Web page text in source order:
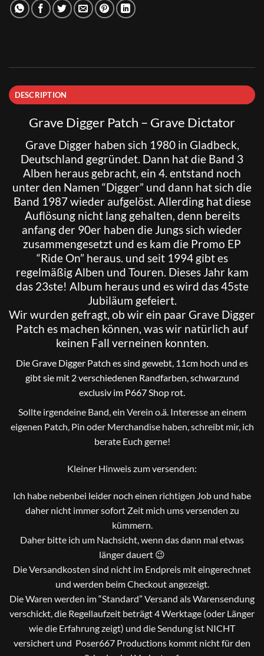
DESCRIPTION
Grave Digger Patch – Grave Dictator
Grave Diggerhaben sich 1980 in Gladbeck,
Deutschland gegründet. Dann hat die Band 3
Alben heraus gebracht, ein 4. entstand noch
unter den Namen “Digger” und dann hat sich die
Band 1987 wieder aufgelöst. Allerding hat diese
Auflösung nicht lang gehalten, denn bereits
anfang der 90er haben die Jungs sich wieder
zusammengesetzt und es kam die Promo EP
“Ride On” heraus. und seit 1994 gibt es
regelmäßig Alben und Touren. Dieses Jahr kam
das 23ste! Album heraus und es wird das 45ste
Jubiläum gefeiert.
Wir wurden gefragt, ob wir ein paar Grave Digger
Patch es machen können, was wir natürlich auf
keinen Fall verneinen konnten.
Die Grave Digger Patch es sind gewebt, 11cm hoch und es
gibt sie mit 2 verschiedenen Randfarben, schwarzund
exclusiv im P667 Shop rot.
Sollte irgendeine Band, ein Verein o.ä. Interesse an einem
eigenen Patch, Pin oder Merchandise haben, schreibt mir, ich
berate Euch gerne!
Kleiner Hinweis zum versenden:
Ich habe nebenbei leider noch einen richtigen Job und habe
daher nicht immer sofort Zeit mich ums versenden zu
kümmern.
Daher bitte ich um Nachsicht, wenn das dann mal etwas
länger dauert 😉
Die Versandkosten sind nicht im Endpreis mit eingerechnet
und werden beim Checkout angezeigt.
Die Waren werden im “Standard” Versand als Warensendung
verschickt, die Regellaufzeit beträgt 4 Werktage (oder Länger
wie die Erfahrung zeigt) und die Sendung ist NICHT
versichert und Poser667 Productions kommt nicht für den